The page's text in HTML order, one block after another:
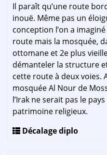
Il paraît qu’une route
inouë. Même pas un
conception l’on a
route mais la mosquée,
ottomane et 2e plus
démanteler la structure
cette route à deux voies.
mosquée Al Nour de
l’Irak ne serait pas le
patrimoine religieux.
Décalage diplo